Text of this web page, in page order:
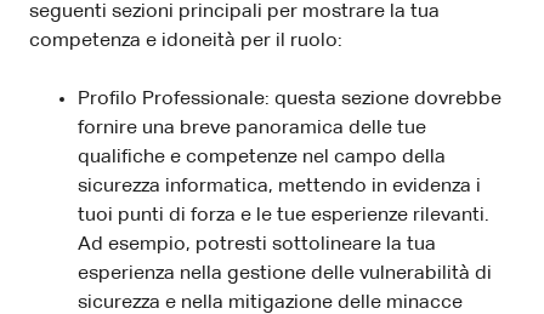
seguenti sezioni principali per mostrare la tua
competenza e idoneità per il ruolo:
Profilo Professionale: questa sezione dovrebbe
fornire una breve panoramica delle tue
qualifiche e competenze nel campo della
sicurezza informatica, mettendo in evidenza i
tuoi punti di forza e le tue esperienze rilevanti.
Ad esempio, potresti sottolineare la tua
esperienza nella gestione delle vulnerabilità di
sicurezza e nella mitigazione delle minacce